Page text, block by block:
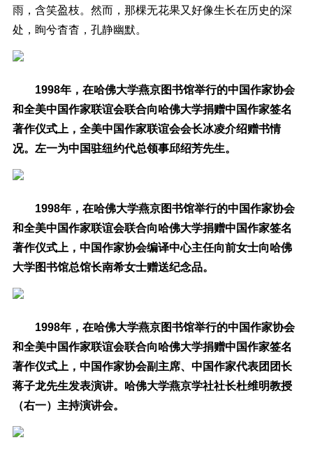
雨，含笑盈枝。然而，那棵无花果又好像生长在历史的深
处，眴兮杳杳，孔静幽默。
1998年，在哈佛大学燕京图书馆举行的中国作家协会
和全美中国作家联谊会联合向哈佛大学捐赠中国作家签名
著作仪式上，全美中国作家联谊会会长冰凌介绍赠书情
况。左一为中国驻纽约代总领事邱绍芳先生。
1998年，在哈佛大学燕京图书馆举行的中国作家协会
和全美中国作家联谊会联合向哈佛大学捐赠中国作家签名
著作仪式上，中国作家协会编译中心主任向前女士向哈佛
大学图书馆总馆长南希女士赠送纪念品。
1998年，在哈佛大学燕京图书馆举行的中国作家协会
和全美中国作家联谊会联合向哈佛大学捐赠中国作家签名
著作仪式上，中国作家协会副主席、中国作家代表团团长
蒋子龙先生发表演讲。哈佛大学燕京学社社长杜维明教授
（右一）主持演讲会。